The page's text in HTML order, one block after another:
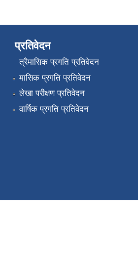
प्रतिवेदन
त्रैमासिक प्रगति प्रतिवेदन
मासिक प्रगति प्रतिवेदन
लेखा परीक्षण प्रतिवेदन
वार्षिक प्रगति प्रतिवेदन